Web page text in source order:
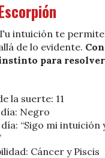
intuición te
de lo evidente.
para
la suerte: 11
Negro
“Sigo mi intuición
Cáncer y Piscis